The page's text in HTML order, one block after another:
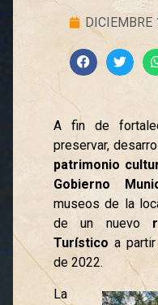
DICIEMBRE
A fin de
preservar,
patrimonio
Gobierno
museos de la
de un nuevo
Turístico a
de 2022.
La